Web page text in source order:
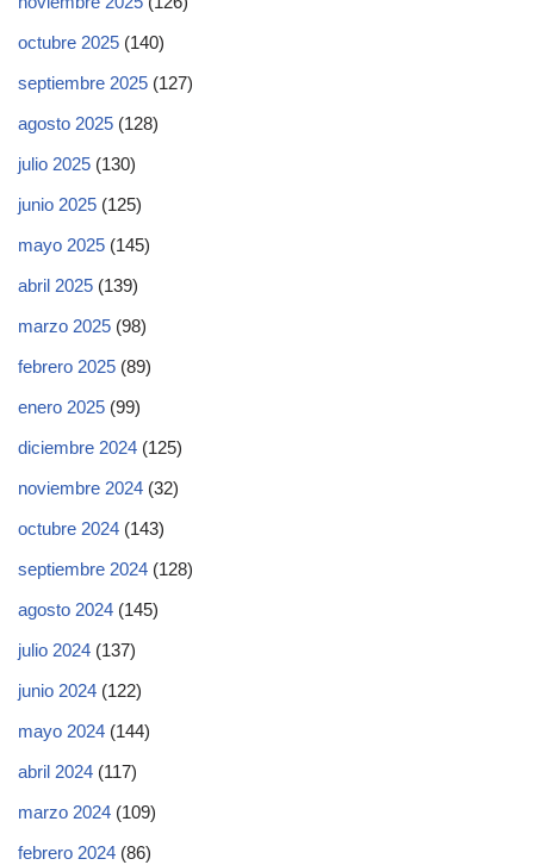
octubre 2025 (140)
septiembre 2025 (127)
agosto 2025 (128)
julio 2025 (130)
junio 2025 (125)
mayo 2025 (145)
abril 2025 (139)
marzo 2025 (98)
febrero 2025 (89)
enero 2025 (99)
diciembre 2024 (125)
noviembre 2024 (32)
octubre 2024 (143)
septiembre 2024 (128)
agosto 2024 (145)
julio 2024 (137)
junio 2024 (122)
mayo 2024 (144)
abril 2024 (117)
marzo 2024 (109)
febrero 2024 (86)